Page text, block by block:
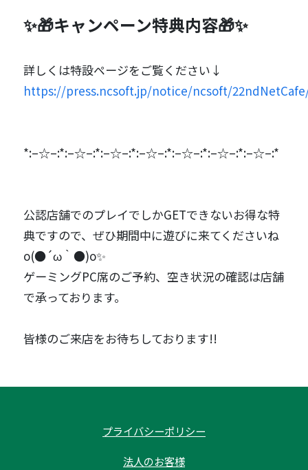
✨🎁キャンペーン特典内容🎁✨
詳しくは特設ページをご覧ください↓
https://press.ncsoft.jp/notice/ncsoft/
*:–☆–:*:–☆–:*:–☆–:*:–☆–:*:–☆–:*:–☆–:*:–☆–:*
公認店舗でのプレイでしかGETできないお得な特
典ですので、ぜひ期間中に遊びに来てくださいね
o(●´ω｀●)o✨
ゲーミングPC席のご予約、空き状況の確認は店舗
で承っております。
皆様のご来店をお待ちしております!!
プライバシーポリシー
法人のお客様